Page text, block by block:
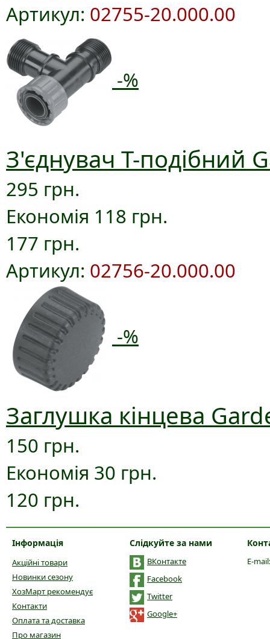
Артикул: 02755-20.000.00
-%
З'єднувач T-подібний
295 грн.
Економія 118 грн.
177 грн.
Артикул: 02756-20.000.00
-%
Заглушка кінцева
150 грн.
Економія 30 грн.
120 грн.
Інформація
Акційні товари
Новинки сезону
ХозМарт рекомендує
Контакти
Оплата та доставка
Про магазин
Слідкуйте за нами
ВКонтакте
Facebook
Twitter
Google+
E-